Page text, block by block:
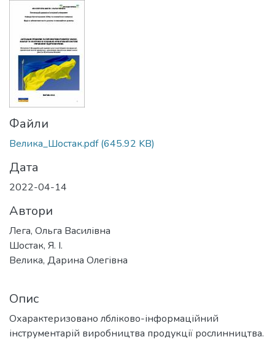
Файли
Велика_Шостак.pdf(645.92 KB)
Дата
2022-04-14
Автори
Лега, Ольга Василівна
Шостак, Я. І.
Велика, Дарина Олегівна
Опис
Охарактеризовано лбліково-інформаційний
інструментарій виробництва продукції рослинництва.